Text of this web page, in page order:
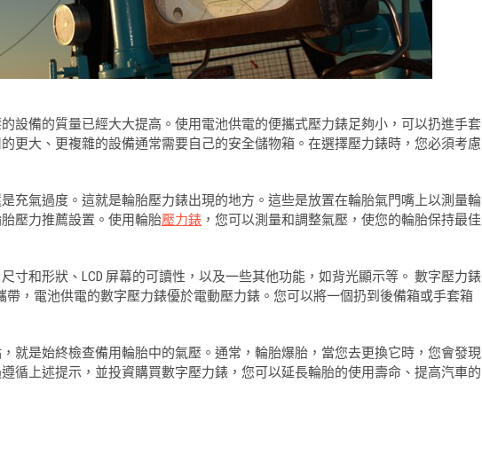
設備的質量已經大大提高。使用電池供電的便攜式壓力錶足夠小，可以扔進手套
更大、更複雜的設備通常需要自己的安全儲物箱。在選擇壓力錶時，您必須考慮
充氣過度。這就是輪胎壓力錶出現的地方。這些是放置在輪胎氣門嘴上以測量輪
壓力推薦設置。使用輪胎壓力錶​​​​​​​ ，您可以測量和調整氣壓，使您的輪胎保持最佳
寸和形狀、LCD 屏幕的可讀性，以及一些其他功能，如背光顯示等。 數字壓力錶
，電池供電的數字壓力錶優於電動壓力錶。您可以將一個扔到後備箱或手套箱
就是始終檢查備用輪胎中的氣壓。通常，輪胎爆胎，當您去更換它時，您會發現
循上述提示，並投資購買數字壓力錶，您可以延長輪胎的使用壽命、提高汽車的